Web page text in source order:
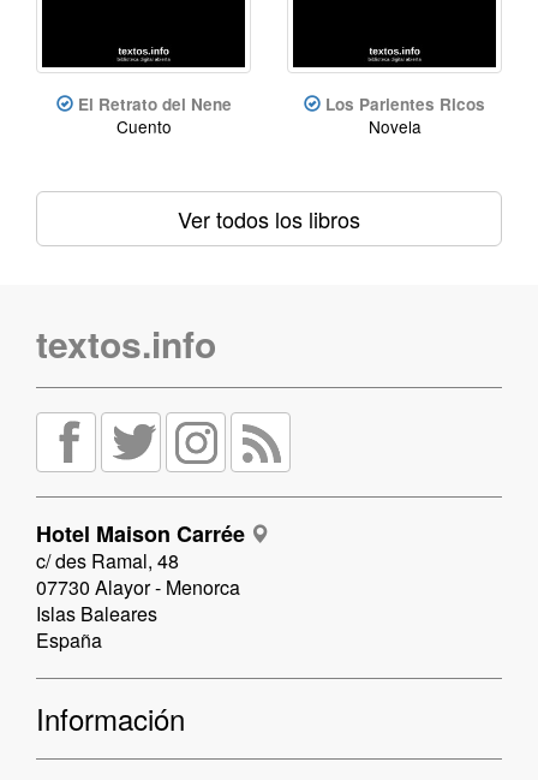
El Retrato del Nene
Cuento
Los Parientes Ricos
Novela
Ver todos los libros
textos.info
Hotel Maison Carrée
c/ des Ramal, 48
07730 Alayor - Menorca
Islas Baleares
España
Información